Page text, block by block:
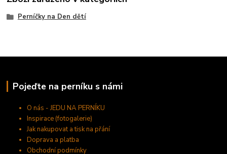
Perníčky na Den dětí
Pojeďte na perníku s námi
O nás - JEDU NA PERNÍKU
Inspirace (fotogalerie)
Jak nakupovat a tisk na přání
Doprava a platba
Obchodní podmínky